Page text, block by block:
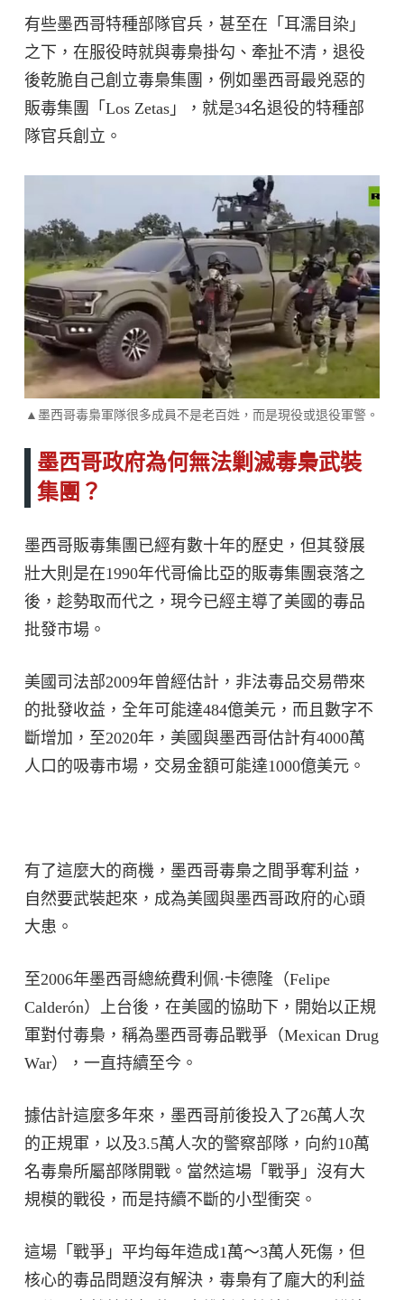
有些墨西哥特種部隊官兵，甚至在「耳濡目染」
之下，在服役時就與毒梟掛勾、牽扯不清，退役
後乾脆自己創立毒梟集團，例如墨西哥最兇惡的
販毒集團「Los Zetas」，就是34名退役的特種部
隊官兵創立。
▲墨西哥毒梟軍隊很多成員不是老百姓，而是現役或退役軍警。
墨西哥政府為何無法剿滅毒梟武裝
集團？
墨西哥販毒集團已經有數十年的歷史，但其發展
壯大則是在1990年代哥倫比亞的販毒集團衰落之
後，趁勢取而代之，現今已經主導了美國的毒品
批發市場。
美國司法部2009年曾經估計，非法毒品交易帶來
的批發收益，全年可能達484億美元，而且數字不
斷增加，至2020年，美國與墨西哥估計有4000萬
人口的吸毒市場，交易金額可能達1000億美元。
有了這麼大的商機，墨西哥毒梟之間爭奪利益，
自然要武裝起來，成為美國與墨西哥政府的心頭
大患。
至2006年墨西哥總統費利佩·卡德隆（Felipe
Calderón）上台後，在美國的協助下，開始以正規
軍對付毒梟，稱為墨西哥毒品戰爭（Mexican Drug
War），一直持續至今。
據估計這麼多年來，墨西哥前後投入了26萬人次
的正規軍，以及3.5萬人次的警察部隊，向約10萬
名毒梟所屬部隊開戰。當然這場「戰爭」沒有大
規模的戰役，而是持續不斷的小型衝突。
這場「戰爭」平均每年造成1萬～3萬人死傷，但
核心的毒品問題沒有解決，毒梟有了龐大的利益